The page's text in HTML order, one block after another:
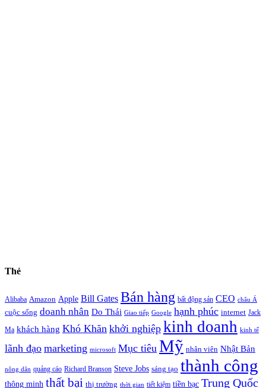
Thẻ
Alibaba Amazon Apple Bill Gates Bán hàng bất động sản CEO châu Á
cuộc sống doanh nhân Do Thái Giao tiếp Google hạnh phúc internet Jack
Ma khách hàng Khó Khăn khởi nghiệp kinh doanh kinh tế
lãnh đạo marketing microsoft Mục tiêu Mỹ nhân viên Nhật Bản
nông dân quảng cáo Richard Branson Steve Jobs sáng tạo thành công
thông minh thất bại thị trường thời gian tiết kiệm tiền bạc Trung Quốc